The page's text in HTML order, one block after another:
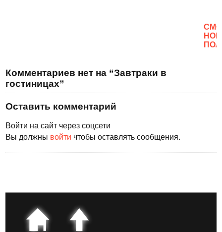
Комментариев нет на “Завтраки в
гостиницах”
Оставить комментарий
Войти на сайт через соцсети
Вы должны войти чтобы оставлять сообщения.